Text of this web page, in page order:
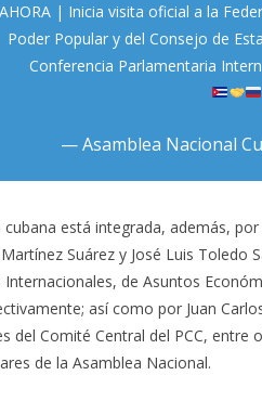
AHORA | Inicia visita oficial a la
Poder Popular y del Consejo de
Conferencia Parlamentaria
— Asamblea Nacional
cubana está integrada, además,
Suárez y José Luis Toledo
Internacionales, de Asuntos
así como por Juan
del Comité Central del PCC,
de la Asamblea Nacional.